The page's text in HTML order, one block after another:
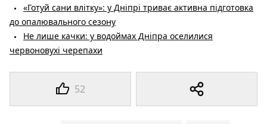
52
«Готуй сани влітку»: у Дніпрі триває активна підготовка
до опалювального сезону
Не лише качки: у водоймах Дніпра оселилися
червоновухі черепахи